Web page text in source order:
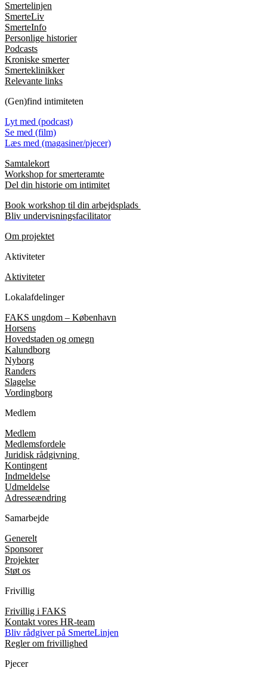
Smertelinjen
SmerteLiv
SmerteInfo
Personlige historier
Podcasts
Kroniske smerter
Smerteklinikker
Relevante links
(Gen)find intimiteten
Lyt med (podcast)
Se med (film)
Læs med (magasiner/pjecer)
Samtalekort
Workshop for smerteramte
Del din historie om intimitet
Book workshop til din arbejdsplads
Bliv undervisningsfacilitator
Om projektet
Aktiviteter
Aktiviteter
Lokalafdelinger
FAKS ungdom – København
Horsens
Hovedstaden og omegn
Kalundborg
Nyborg
Randers
Slagelse
Vordingborg
Medlem
Medlem
Medlemsfordele
Juridisk rådgivning
Kontingent
Indmeldelse
Udmeldelse
Adresseændring
Samarbejde
Generelt
Sponsorer
Projekter
Støt os
Frivillig
Frivillig i FAKS
Kontakt vores HR-team
Bliv rådgiver på SmerteLinjen
Regler om frivillighed
Pjecer